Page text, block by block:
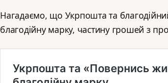
Нагадаємо, що Укрпошта та
благодійну марку, частину грошей з